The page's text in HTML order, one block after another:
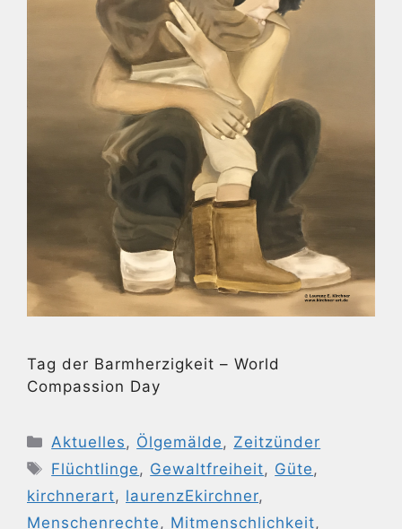
Tag der Barmherzigkeit – World
Compassion Day
Kategorien
Aktuelles , Ölgemälde , Zeitzünder
Schlagwörter
Flüchtlinge , Gewaltfreiheit, Güte ,
kirchnerart, laurenzEkirchner,
Menschenrechte , Mitmenschlichkeit,